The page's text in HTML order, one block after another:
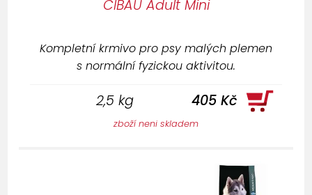
CIBAU Adult Mini
Kompletní krmivo pro psy malých plemen
s normální fyzickou aktivitou.
2,5 kg 405 Kč
zboží neni skladem